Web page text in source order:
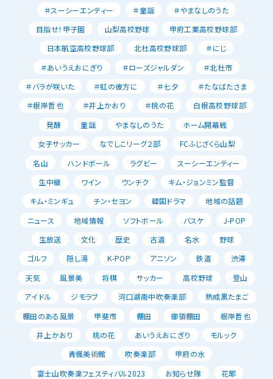
＃スーシーエンティー
＃童謡
＃やまなしのうた
目指せ！甲子園
山梨高校野球
甲府工業高校野球部
日本航空高校野球部
北杜高校野球部
＃にじ
＃あいうえおにぎり
＃ローズジャルダン
＃北杜市
＃バラが咲いた
＃虹の彼方に ＃七夕
＃たなばたさま
＃根岸哲也
＃井上かおり ＃桃の花
白根高校野球部
発酵
童謡 やまなしのうた
ホーム開幕戦
女子サッカー
なでしこリーグ２部
FCふじざくら山梨
名山
ハンドボール ラグビー
スーシーエンティー
生中継
ワイン ウンチク
キム・ジョンミン監督
キム・ミンギュ
チン・セヨン 韓国ドラマ
地域の話題
ニュース
地域情報 ソフトボール バスケ
J-POP
生放送
文化 歴史 古道 名水
野球
ゴルフ
隠し湯 K-POP アニソン 鉄道
渋滞
天気
風景美 将棋 サッカー 高校野球
登山
アイドル
ジモラブ 河口湖南中吹奏楽部
熟成黒たまご
棚田のある風景
甲斐市 棚田 御領棚田
根岸哲也
井上かおり
桃の花 あいうえおにぎり
モルック
青楓美術館
吹奏楽部
甲府の水
富士山吹奏楽フェスティバル2023
お知らせ隊
花耶